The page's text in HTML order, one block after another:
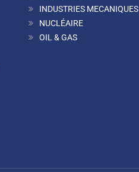
INDUSTRIES MECANIQUES
NUCLÉAIRE
OIL & GAS